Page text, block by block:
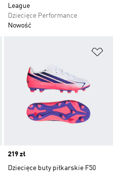
League
Dziecięce Performance
Nowość
Price
219 zł
Dziecięce buty piłkarskie F50